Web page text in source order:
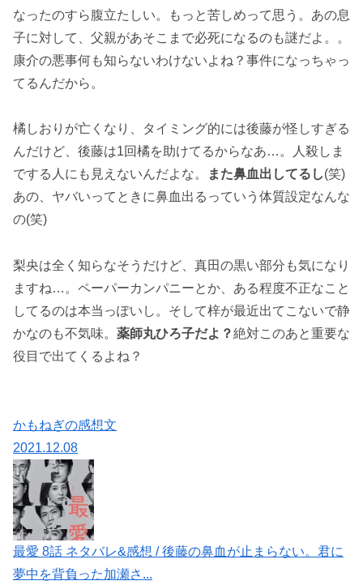
なったのすら腹立たしい。もっと苦しめって思う。あの息
子に対して、父親があそこまで必死になるのも謎だよ。。
康介の悪事何も知らないわけないよね？事件になっちゃっ
てるんだから。
橘しおりが亡くなり、タイミング的には後藤が怪しすぎる
んだけど、後藤は1回橘を助けてるからなあ…。人殺しま
でする人にも見えないんだよな。
また鼻血出してるし(笑)
あの、ヤバいってときに鼻血出るっていう体質設定なんな
の(笑)
梨央は全く知らなそうだけど、真田の黒い部分も気になり
ますね…。ペーパーカンパニーとか、ある程度不正なこと
してるのは本当っぽいし。そして梓が最近出てこないで静
かなのも不気味。 薬師丸ひろ子だよ？絶対このあと重要な
役目で出てくるよね？
かもねぎの感想文
2021.12.08
最愛 8話 ネタバレ&感想 / 後藤の鼻血が止まらない。君に
夢中を背負った加瀬さ...